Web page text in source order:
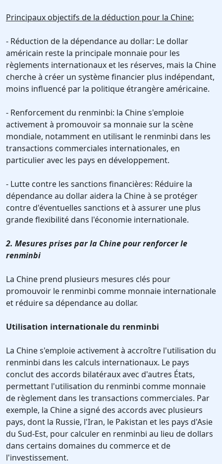
Principaux objectifs de la déduction pour la Chine:
- Réduction de la dépendance au dollar: Le dollar
américain reste la principale monnaie pour les
règlements internationaux et les réserves, mais la Chine
cherche à créer un système financier plus indépendant,
moins influencé par la politique étrangère américaine.
- Renforcement du renminbi: la Chine s'emploie
activement à promouvoir sa monnaie sur la scène
mondiale, notamment en utilisant le renminbi dans les
transactions commerciales internationales, en
particulier avec les pays en développement.
- Lutte contre les sanctions financières: Réduire la
dépendance au dollar aidera la Chine à se protéger
contre d'éventuelles sanctions et à assurer une plus
grande flexibilité dans l'économie internationale.
2. Mesures prises par la Chine pour renforcer le
renminbi
La Chine prend plusieurs mesures clés pour
promouvoir le renminbi comme monnaie internationale
et réduire sa dépendance au dollar.
Utilisation internationale du renminbi
La Chine s'emploie activement à accroître l'utilisation du
renminbi dans les calculs internationaux. Le pays
conclut des accords bilatéraux avec d'autres États,
permettant l'utilisation du renminbi comme monnaie
de règlement dans les transactions commerciales. Par
exemple, la Chine a signé des accords avec plusieurs
pays, dont la Russie, l'Iran, le Pakistan et les pays d'Asie
du Sud-Est, pour calculer en renminbi au lieu de dollars
dans certains domaines du commerce et de
l'investissement.